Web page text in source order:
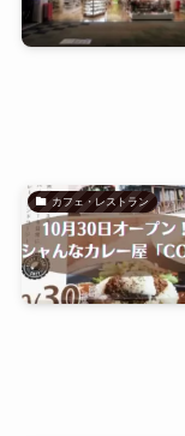
カフェ・レストラン